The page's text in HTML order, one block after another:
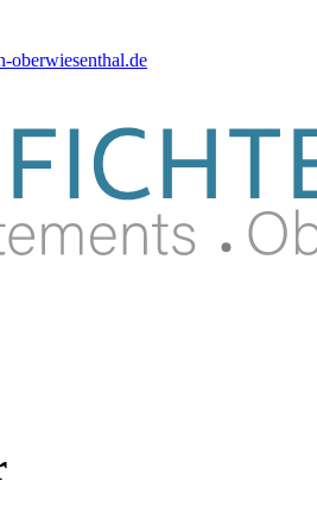
oberwiesenthal.de